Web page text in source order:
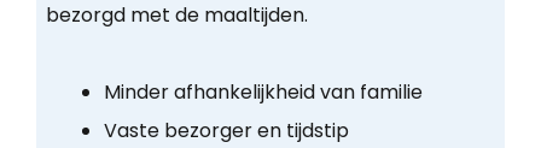
bezorgd met de maaltijden.
Minder afhankelijkheid van familie
Vaste bezorger en tijdstip